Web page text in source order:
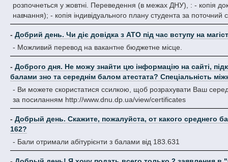
розпочнеться у жовтні. Переведення (в межах ДНУ), : - копія
навчання); - копія індивідуального плану студента за
- Добрий день. Чи діє довідка з АТО під час вступу на
- Можливий перевод на вакантне бюджетне місце.
- Доброго дня. Не можу знайти цю інформацію на сайті,
балами зно та середнім балом атестата? Спеціальність
- Ви можете скористатися ссилкою, щоб розрахувати Ваш
за посиланням http://www.dnu.dp.ua/view/certificates
- Добрый день. Скажите, пожалуйста, от какого среднего
162?
- Бали отримали абітурієнти з балами від 183.631